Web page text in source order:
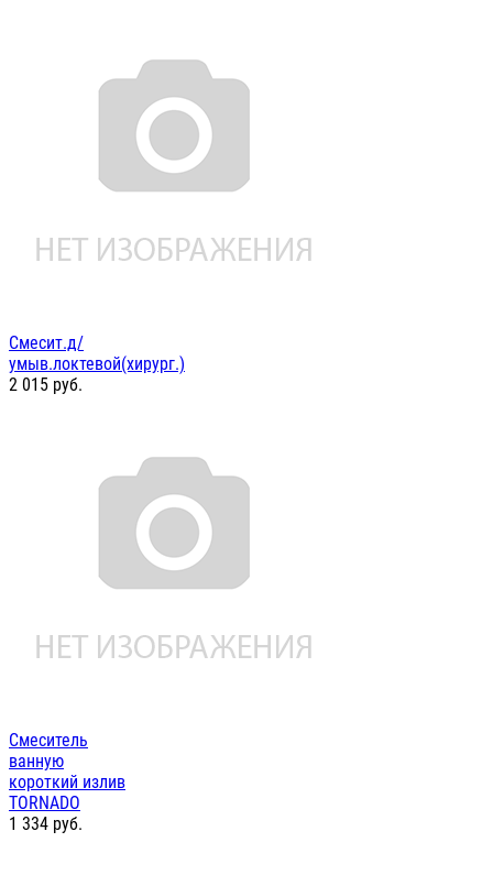
Смесит.д/
умыв.локтевой(хирург.)
2 015 руб.
Смеситель
ванную
короткий излив
TORNADO
1 334 руб.